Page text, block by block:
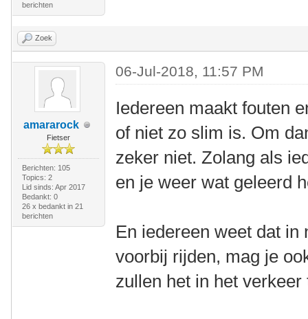
berichten
Zoek
amararock
Fietser
Berichten: 105
Topics: 2
Lid sinds: Apr 2017
Bedankt: 0
26 x bedankt in 21
berichten
06-Jul-2018, 11:57 PM
Iedereen maakt fouten
of niet zo slim is. Om
zeker niet. Zolang als
en je weer wat geleerd
En iedereen weet dat
voorbij rijden, mag je
zullen het in het